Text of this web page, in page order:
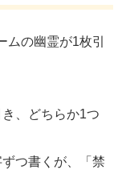
の幽霊が1枚引
、どちらか1つ
つ書くが、「禁